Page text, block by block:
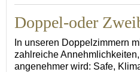
Doppel-oder
In unseren Doppelzimmern
zahlreiche
angenehmer wird: Safe,